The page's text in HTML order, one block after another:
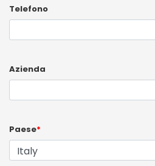
Telefono
Azienda
Paese*